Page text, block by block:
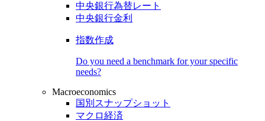
中央銀行為替レート
中央銀行金利
指数作成
Do you need a benchmark for your specific
needs?
Macroeconomics
国別スナップショット
マクロ経済